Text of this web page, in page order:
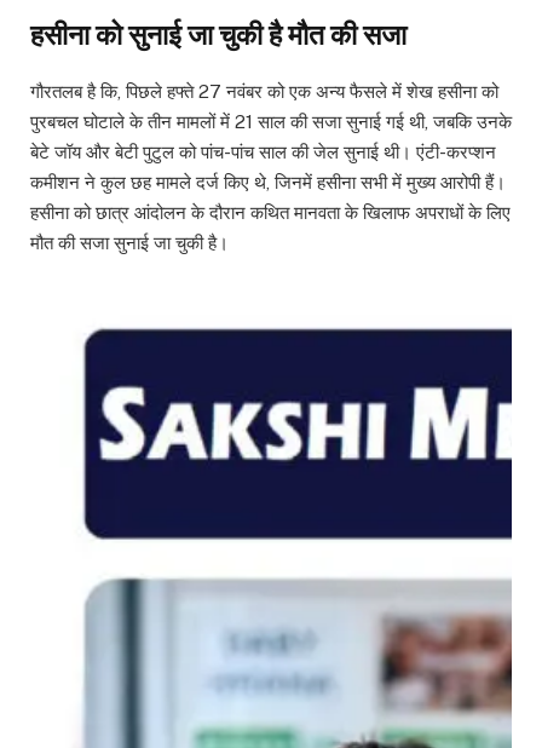
हसीना को सुनाई जा चुकी है मौत की सजा
गौरतलब है कि, पिछले हफ्ते 27 नवंबर को एक अन्य फैसले में शेख हसीना को
पुरबचल घोटाले के तीन मामलों में 21 साल की सजा सुनाई गई थी, जबकि उनके
बेटे जॉय और बेटी पुटुल को पांच-पांच साल की जेल सुनाई थी। एंटी-करप्शन
कमीशन ने कुल छह मामले दर्ज किए थे, जिनमें हसीना सभी में मुख्य आरोपी हैं।
हसीना को छात्र आंदोलन के दौरान कथित मानवता के खिलाफ अपराधों के लिए
मौत की सजा सुनाई जा चुकी है।